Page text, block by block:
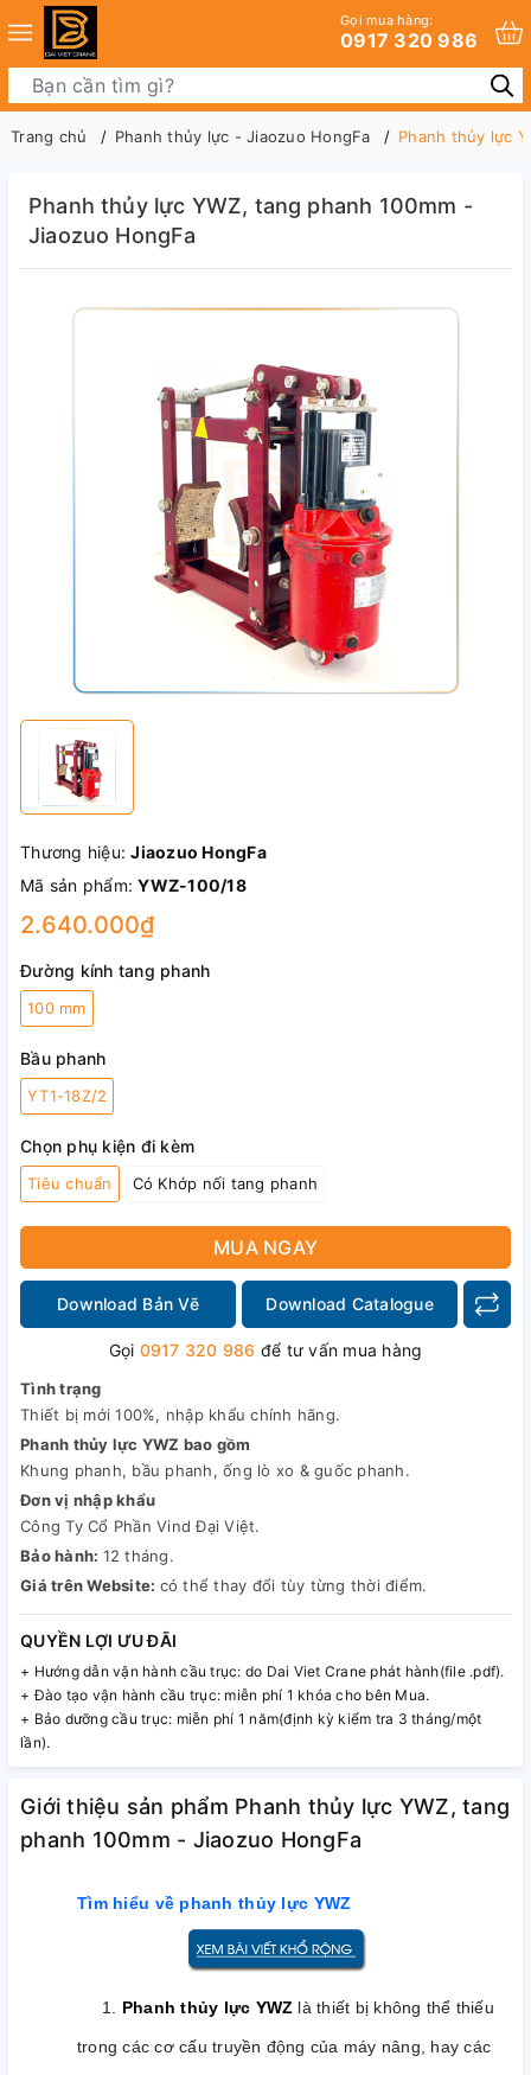
Gọi mua hàng:
0917 320 986
Trang chủ Phanh thủy lực - Jiaozuo HongFa Phanh thủy lực
Phanh thủy lực YWZ, tang phanh 100mm -
Jiaozuo HongFa
Thương hiệu:Jiaozuo HongFa
Mã sản phẩm:YWZ-100/18
2.640.000₫
Đường kính tang phanh
100 mm
Bầu phanh
YT1-18Z/2
Chọn phụ kiện đi kèm
Tiêu chuẩn Có Khớp nối tang phanh
MUA NGAY
Download Bản Vẽ Download Catalogue
Gọi 0917 320 986 để tư vấn mua hàng
Tình trạng
Thiết bị mới 100%, nhập khẩu chính hãng.
Phanh thủy lực YWZ bao gồm
Khung phanh, bầu phanh, ống lò xo & guốc phanh.
Đơn vị nhập khẩu
Công Ty Cổ Phần Vind Đại Việt.
Bảo hành: 12 tháng.
Giá trên Website: có thể thay đổi tùy từng thời điểm.
QUYỀN LỢI ƯU ĐÃI
+ Hướng dẫn vận hành cầu trục: do Dai Viet Crane phát hành(file .pdf).
+ Đào tạo vận hành cầu trục: miễn phí 1 khóa cho bên Mua.
+ Bảo dưỡng cầu trục: miễn phí 1 năm(định kỳ kiểm tra 3 tháng/một
lần).
Giới thiệu sản phẩm Phanh thủy lực YWZ, tang
phanh 100mm - Jiaozuo HongFa
Tìm hiểu về phanh thủy lực YWZ
1. Phanh thủy lực YWZ là thiết bị không thể thiếu
trong các cơ cấu truyền động của máy nâng, hay các